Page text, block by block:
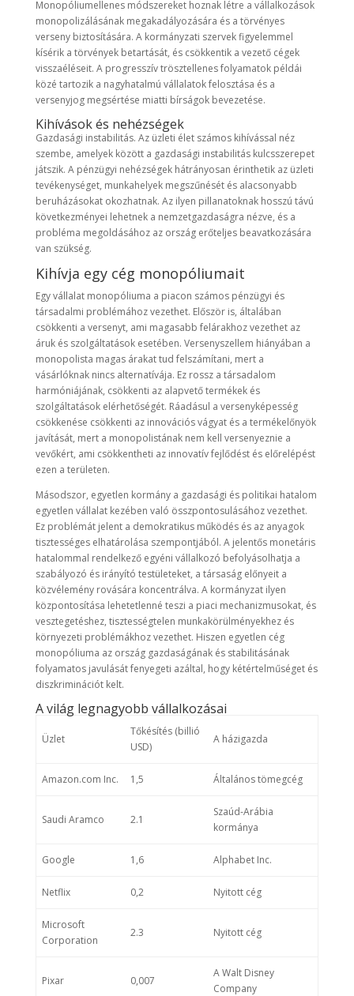
Monopóliumellenes módszereket hoznak létre a vállalkozások
monopolizálásának megakadályozására és a törvényes
verseny biztosítására. A kormányzati szervek figyelemmel
kísérik a törvények betartását, és csökkentik a vezető cégek
visszaéléseit. A progresszív trösztellenes folyamatok példái
közé tartozik a nagyhatalmú vállalatok felosztása és a
versenyjog megsértése miatti bírságok bevezetése.
Kihívások és nehézségek
Gazdasági instabilitás. Az üzleti élet számos kihívással néz
szembe, amelyek között a gazdasági instabilitás kulcsszerepet
játszik. A pénzügyi nehézségek hátrányosan érinthetik az üzleti
tevékenységet, munkahelyek megszűnését és alacsonyabb
beruházásokat okozhatnak. Az ilyen pillanatoknak hosszú távú
következményei lehetnek a nemzetgazdaságra nézve, és a
probléma megoldásához az ország erőteljes beavatkozására
van szükség.
Kihívja egy cég monopóliumait
Egy vállalat monopóliuma a piacon számos pénzügyi és
társadalmi problémához vezethet. Először is, általában
csökkenti a versenyt, ami magasabb felárakhoz vezethet az
áruk és szolgáltatások esetében. Versenyszellem hiányában a
monopolista magas árakat tud felszámítani, mert a
vásárlóknak nincs alternatívája. Ez rossz a társadalom
harmóniájának, csökkenti az alapvető termékek és
szolgáltatások elérhetőségét. Ráadásul a versenyképesség
csökkenése csökkenti az innovációs vágyat és a termékelőnyök
javítását, mert a monopolistának nem kell versenyeznie a
vevőkért, ami csökkentheti az innovatív fejlődést és előrelépést
ezen a területen.
Másodszor, egyetlen kormány a gazdasági és politikai hatalom
egyetlen vállalat kezében való összpontosulásához vezethet.
Ez problémát jelent a demokratikus működés és az anyagok
tisztességes elhatárolása szempontjából. A jelentős monetáris
hatalommal rendelkező egyéni vállalkozó befolyásolhatja a
szabályozó és irányító testületeket, a társaság előnyeit a
közvélemény rovására koncentrálva. A kormányzat ilyen
központosítása lehetetlenné teszi a piaci mechanizmusokat, és
vesztegetéshez, tisztességtelen munkakörülményekhez és
környezeti problémákhoz vezethet. Hiszen egyetlen cég
monopóliuma az ország gazdaságának és stabilitásának
folyamatos javulását fenyegeti azáltal, hogy kétértelműséget és
diszkriminációt kelt.
A világ legnagyobb vállalkozásai
Üzlet
Tőkésítés (billió
USD)
A házigazda
Amazon.com Inc. 1,5 Általános tömegcég
Saudi Aramco 2.1
Szaúd-Arábia
kormánya
Google 1,6 Alphabet Inc.
Netflix 0,2 Nyitott cég
Microsoft
Corporation
2.3 Nyitott cég
Pixar 0,007
A Walt Disney
Company